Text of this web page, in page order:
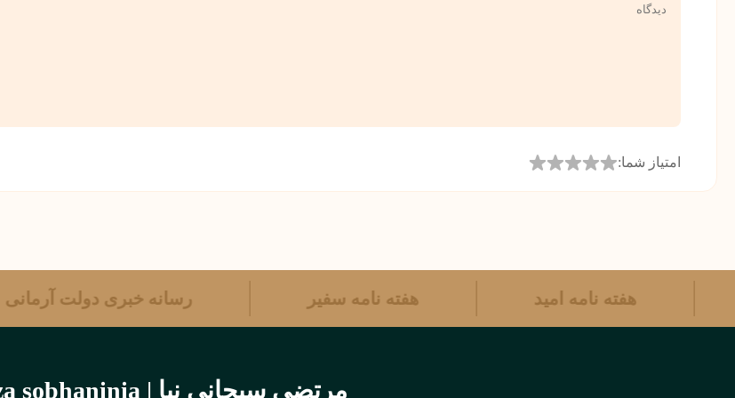
امتیاز شما:
رسانه خبری دولت هفته نامه سفیر هفته نامه امید
مرتضی سبحانی نیا | Morteza sobhaninia